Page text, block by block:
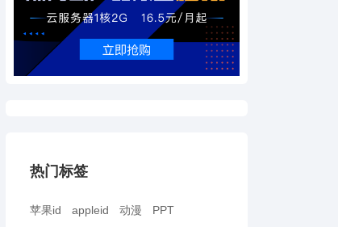
热门标签
苹果id appleid 动漫 PPT